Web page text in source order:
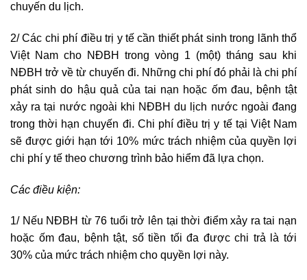
chuyến du lịch.
2/ Các chi phí điều trị y tế cần thiết phát sinh trong lãnh thổ
Việt Nam cho NĐBH trong vòng 1 (một) tháng sau khi
NĐBH trở về từ chuyến đi. Những chi phí đó phải là chi phí
phát sinh do hậu quả của tai nạn hoặc ốm đau, bệnh tật
xảy ra tại nước ngoài khi NĐBH du lịch nước ngoài đang
trong thời hạn chuyến đi. Chi phí điều trị y tế tại Việt Nam
sẽ được giới hạn tới 10% mức trách nhiệm của quyền lợi
chi phí y tế theo chương trình bảo hiểm đã lựa chọn.
Các điều kiện:
1/ Nếu NĐBH từ 76 tuổi trở lên tại thời điểm xảy ra tai nạn
hoặc ốm đau, bệnh tật, số tiền tối đa được chi trả là tới
30% của mức trách nhiệm cho quyền lợi này.